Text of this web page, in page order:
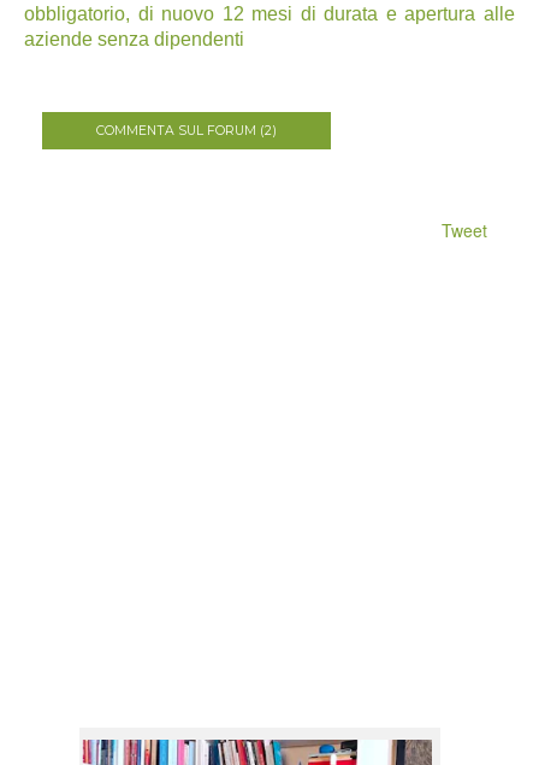
obbligatorio, di nuovo 12 mesi di durata e apertura alle
aziende senza dipendenti
COMMENTA SUL FORUM (2)
Tweet